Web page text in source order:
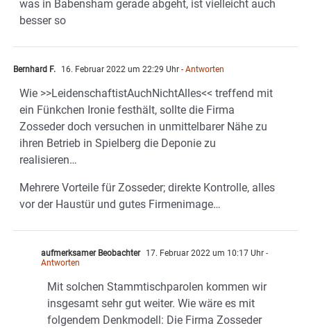
was in Babensham gerade abgeht, ist vielleicht auch
besser so
Bernhard F. 16. Februar 2022 um 22:29 Uhr - Antworten
Wie >>LeidenschaftistAuchNichtAlles<< treffend mit
ein Fünkchen Ironie festhält, sollte die Firma
Zosseder doch versuchen in unmittelbarer Nähe zu
ihren Betrieb in Spielberg die Deponie zu
realisieren…
Mehrere Vorteile für Zosseder; direkte Kontrolle, alles
vor der Haustür und gutes Firmenimage…
aufmerksamer Beobachter 17. Februar 2022 um 10:17 Uhr -
Antworten
Mit solchen Stammtischparolen kommen wir
insgesamt sehr gut weiter. Wie wäre es mit
folgendem Denkmodell: Die Firma Zosseder